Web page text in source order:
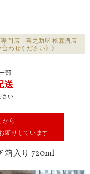
専門店 喜之助屋 桧森酒店
わせください》》
部
送
さい
から
断りしています
箱入り 720ml